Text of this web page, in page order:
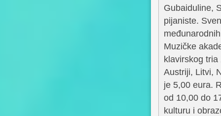
Gubaiduline,
pijaniste.
Muzičke
klavirskog
Austriji, Litvi,
je 5,00 eura.
od 10,00 do
kulturu i